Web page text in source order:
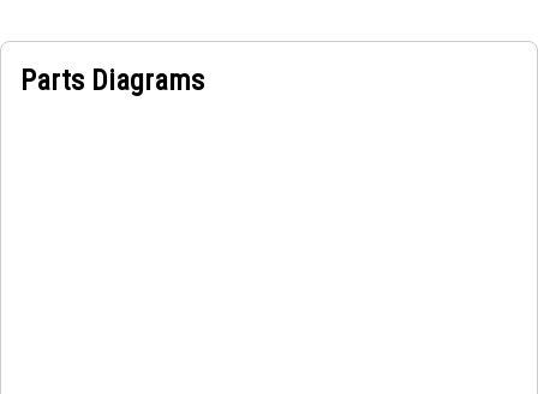
Parts Diagrams